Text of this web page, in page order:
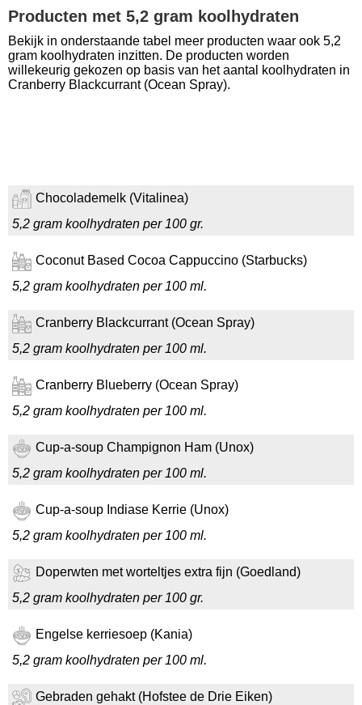
Producten met 5,2 gram koolhydraten
Bekijk in onderstaande tabel meer producten waar ook 5,2
gram koolhydraten inzitten. De producten worden
willekeurig gekozen op basis van het aantal koolhydraten in
Cranberry Blackcurrant (Ocean Spray).
Chocolademelk (Vitalinea)
5,2 gram koolhydraten per 100 gr.
Coconut Based Cocoa Cappuccino (Starbucks)
5,2 gram koolhydraten per 100 ml.
Cranberry Blackcurrant (Ocean Spray)
5,2 gram koolhydraten per 100 ml.
Cranberry Blueberry (Ocean Spray)
5,2 gram koolhydraten per 100 ml.
Cup-a-soup Champignon Ham (Unox)
5,2 gram koolhydraten per 100 ml.
Cup-a-soup Indiase Kerrie (Unox)
5,2 gram koolhydraten per 100 ml.
Doperwten met worteltjes extra fijn (Goedland)
5,2 gram koolhydraten per 100 gr.
Engelse kerriesoep (Kania)
5,2 gram koolhydraten per 100 ml.
Gebraden gehakt (Hofstee de Drie Eiken)